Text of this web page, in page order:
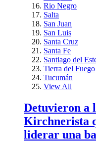
Rio Negro
Salta
San Juan
San Luis
Santa Cruz
Santa Fe
Santiago del
Tierra del Fuego
Tucumán
View All
Detuvieron a
Kirchnerista
liderar una